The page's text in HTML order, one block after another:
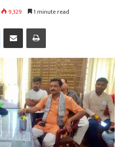
9,329 1 minute read
Telegram